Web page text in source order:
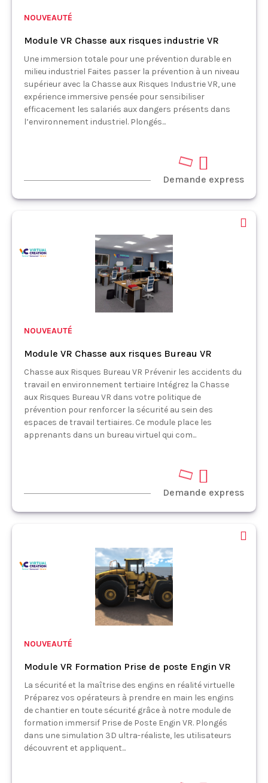
NOUVEAUTÉ
Module VR Chasse aux risques industrie VR
Une immersion totale pour une prévention durable en
milieu industriel Faites passer la prévention à un niveau
supérieur avec la Chasse aux Risques Industrie VR, une
expérience immersive pensée pour sensibiliser
efficacement les salariés aux dangers présents dans
l’environnement industriel. Plongés...
Demande express
NOUVEAUTÉ
Module VR Chasse aux risques Bureau VR
Chasse aux Risques Bureau VR Prévenir les accidents du
travail en environnement tertiaire Intégrez la Chasse
aux Risques Bureau VR dans votre politique de
prévention pour renforcer la sécurité au sein des
espaces de travail tertiaires. Ce module place les
apprenants dans un bureau virtuel qui com...
Demande express
NOUVEAUTÉ
Module VR Formation Prise de poste Engin VR
La sécurité et la maîtrise des engins en réalité virtuelle
Préparez vos opérateurs à prendre en main les engins
de chantier en toute sécurité grâce à notre module de
formation immersif Prise de Poste Engin VR. Plongés
dans une simulation 3D ultra-réaliste, les utilisateurs
découvrent et appliquent...